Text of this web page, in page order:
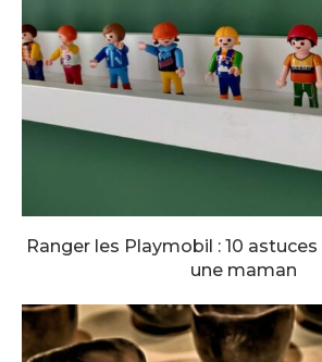
Ranger les Playmobil : 10
une maman